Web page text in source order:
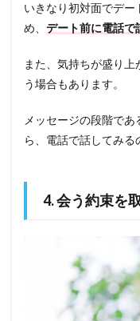
いきなり初対面でデ
め、 デート前に電話で
また、気持ちが盛り
う場合もあります。
メッセージの段階で
ら、電話で話してみる
4. 会う約束を